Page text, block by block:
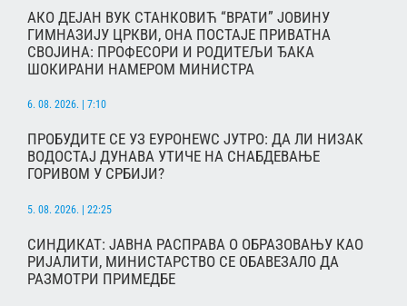
АКО ДЕЈАН ВУК СТАНКОВИЋ “ВРАТИ” ЈОВИНУ
ГИМНАЗИЈУ ЦРКВИ, ОНА ПОСТАЈЕ ПРИВАТНА
СВОЈИНА: ПРОФЕСОРИ И РОДИТЕЉИ ЂАКА
ШОКИРАНИ НАМЕРОМ МИНИСТРА
6. 08. 2026. | 7:10
ПРОБУДИТЕ СЕ УЗ ЕУРОНЕWС ЈУТРО: ДА ЛИ НИЗАК
ВОДОСТАЈ ДУНАВА УТИЧЕ НА СНАБДЕВАЊЕ
ГОРИВОМ У СРБИЈИ?
5. 08. 2026. | 22:25
СИНДИКАТ: ЈАВНА РАСПРАВА О ОБРАЗОВАЊУ КАО
РИЈАЛИТИ, МИНИСТАРСТВО СЕ ОБАВЕЗАЛО ДА
РАЗМОТРИ ПРИМЕДБЕ